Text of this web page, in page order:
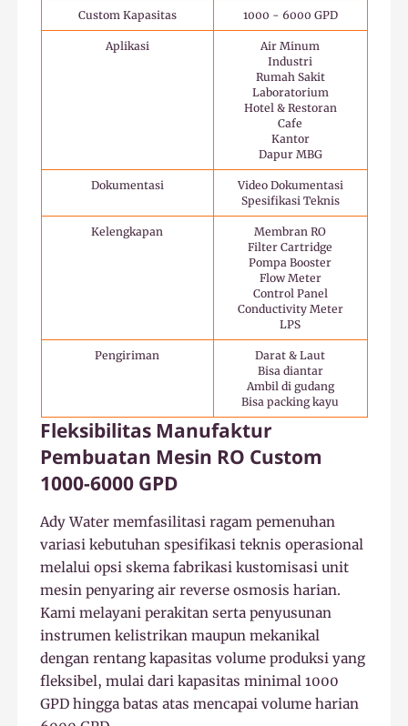
Custom Kapasitas 1000 - 6000 GPD
Aplikasi
Air Minum
Industri
Rumah Sakit
Laboratorium
Hotel & Restoran
Cafe
Kantor
Dapur MBG
Dokumentasi
Video Dokumentasi
Spesifikasi Teknis
Kelengkapan
Membran RO
Filter Cartridge
Pompa Booster
Flow Meter
Control Panel
Conductivity Meter
LPS
Pengiriman
Darat & Laut
Bisa diantar
Ambil di gudang
Bisa packing kayu
Fleksibilitas Manufaktur
Pembuatan Mesin RO Custom
1000-6000 GPD
Ady Water memfasilitasi ragam pemenuhan
variasi kebutuhan spesifikasi teknis operasional
melalui opsi skema fabrikasi kustomisasi unit
mesin penyaring air reverse osmosis harian.
Kami melayani perakitan serta penyusunan
instrumen kelistrikan maupun mekanikal
dengan rentang kapasitas volume produksi yang
fleksibel, mulai dari kapasitas minimal 1000
GPD hingga batas atas mencapai volume harian